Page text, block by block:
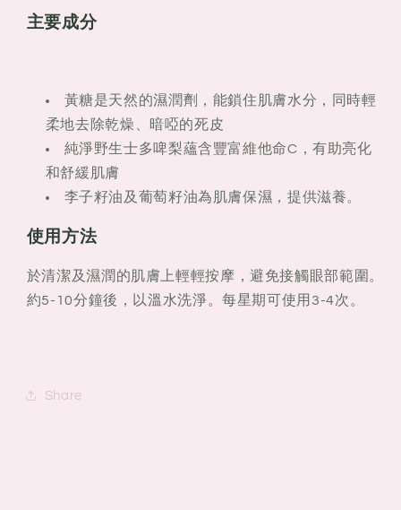
主要成分
黃糖是天然的濕潤劑，能鎖住肌膚水分，同時輕
柔地去除乾燥、暗啞的死皮
純淨野生士多啤梨蘊含豐富維他命C，有助亮化
和舒緩肌膚
李子籽油及葡萄籽油為肌膚保濕，提供滋養。
使用方法
於清潔及濕潤的肌膚上輕輕按摩，避免接觸眼部範圍。
約5-10分鐘後，以溫水洗淨。每星期可使用3-4次。
Share